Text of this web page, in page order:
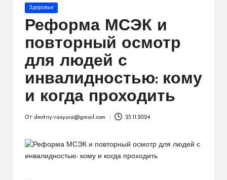
Опубликовано
Здоровье
Реформа МСЭК и
повторный осмотр
для людей с
инвалидностью: кому
и когда проходить
От dmitriy.vasyura@gmail.com 23.11.2024